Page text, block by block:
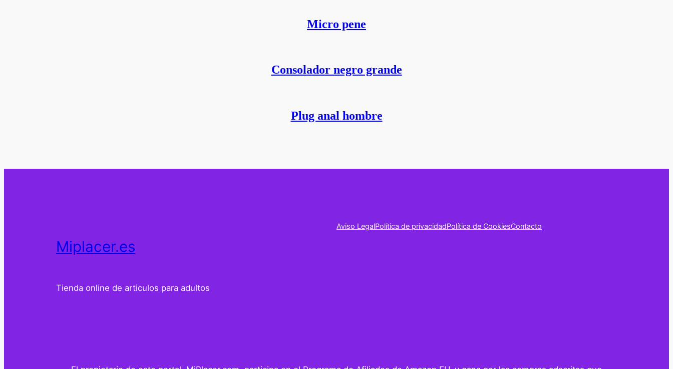
Micro pene
Consolador negro grande
Plug anal hombre
Miplacer.es
Tienda online de articulos para adultos
Aviso LegalPolítica de privacidadPolítica de CookiesContacto